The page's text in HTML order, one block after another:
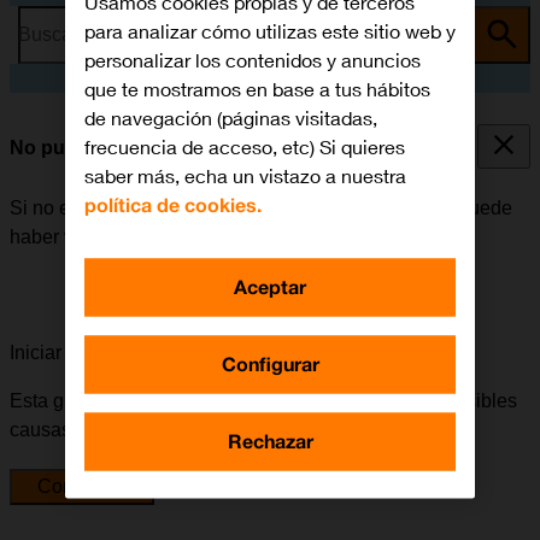
Busca por problema o tema
No puedo instalar una app
Si no es posible instalar una app en el Apple Watch, puede
haber varias causas posibles al problema.
Iniciar la guía para solucionar tu problema
Esta guía te va a conducir a través de una serie de posibles
causas y soluciones al problema.
Comenzar
para analizar cómo utilizas este sitio web y
personalizar los contenidos y anuncios
que te mostramos en base a tus hábitos
de navegación (páginas visitadas,
frecuencia de acceso, etc) Si quieres
saber más, echa un vistazo a nuestra
política de cookies.
Configurar
Rechazar
Aceptar